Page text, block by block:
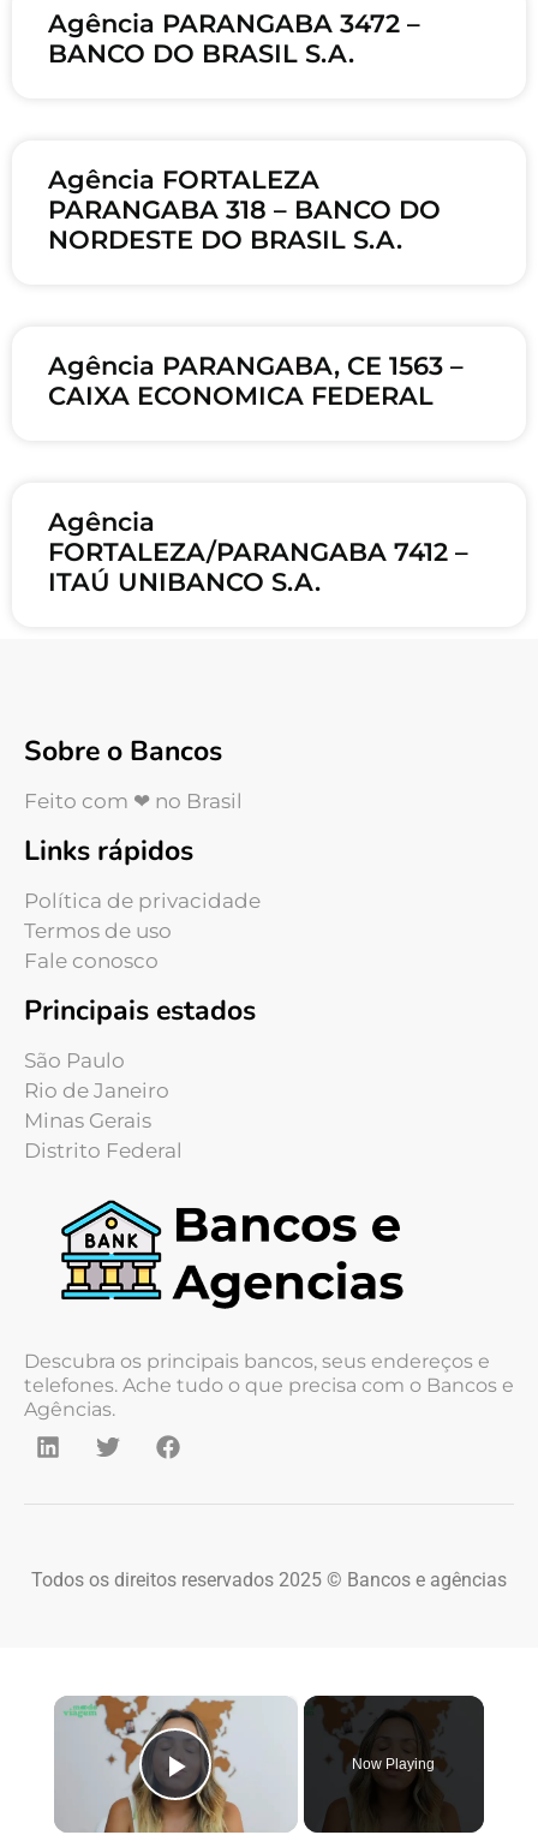
Agência PARANGABA 3472 –
BANCO DO BRASIL S.A.
Agência FORTALEZA
PARANGABA 318 – BANCO DO
NORDESTE DO BRASIL S.A.
Agência PARANGABA, CE 1563 –
CAIXA ECONOMICA FEDERAL
Agência
FORTALEZA/PARANGABA 7412 –
ITAÚ UNIBANCO S.A.
Sobre o Bancos
Feito com ❤ no Brasil
Links rápidos
Política de privacidade
Termos de uso
Fale conosco
Principais estados
São Paulo
Rio de Janeiro
Minas Gerais
Distrito Federal
Descubra os principais bancos, seus endereços e
telefones. Ache tudo o que precisa com o Bancos e
Agências.
Todos os direitos reservados 2025 © Bancos e agências
×
Play Video
Now Playing